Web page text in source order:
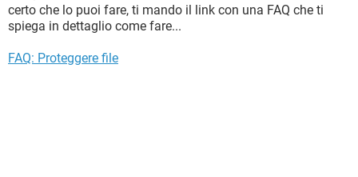
certo che lo puoi fare, ti mando il link con una FAQ che ti
spiega in dettaglio come fare...
FAQ: Proteggere file